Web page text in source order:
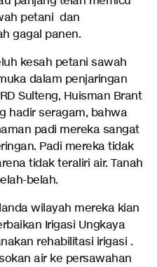
petani dan
gagal panen.
kesah petani sawah
dalam penjaringan
Sulteng, Huisman Brant
hadir seragam, bahwa
padi mereka sangat
Padi mereka tidak
tidak teraliri air. Tanah
belah.
wilayah mereka kian
Irigasi Ungkaya
rehabilitasi irigasi .
air ke persawahan